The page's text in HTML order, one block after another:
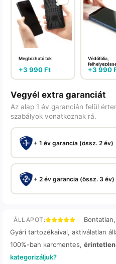
Megbízható tok
+3 990Ft
Védőfólia,
+3 990
Vegyél extra garanciát
Az alap 1 év garancián felül
szabályok vonatkoznak rá.
+ 1 év garancia (össz. 2 év)
+ 2 év garancia (össz. 3 év)
ÁLLAPOT:
Gyári tartozékaival, aktiválatlan
100%-ban karcmentes,
kategorizáljuk?